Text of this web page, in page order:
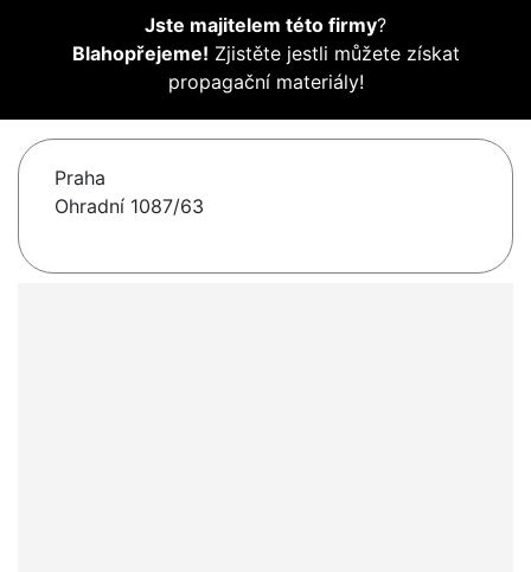
Jste majitelem této firmy?
Blahopřejeme! Zjistěte jestli můžete získat
propagační materiály!
Praha
Ohradní 1087/63